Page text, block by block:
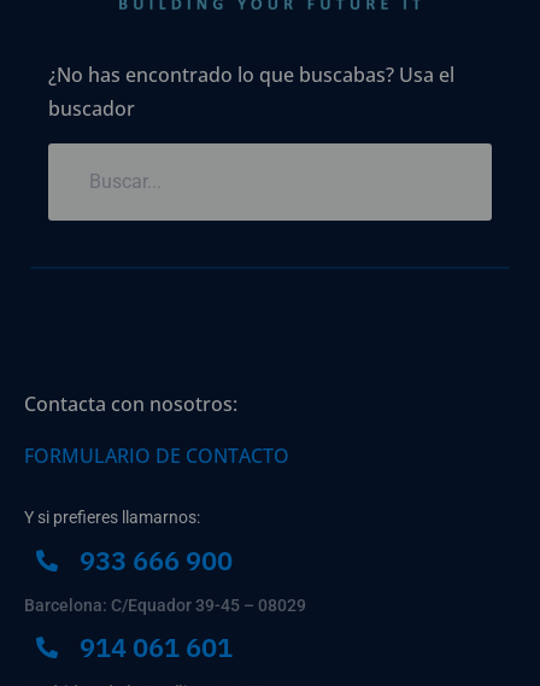
¿No has encontrado lo que buscabas? Usa el
buscador
Contacta con nosotros:
FORMULARIO DE CONTACTO
Y si prefieres llamarnos:
933 666 900
Barcelona: C/Equador 39-45 – 08029
914 061 601